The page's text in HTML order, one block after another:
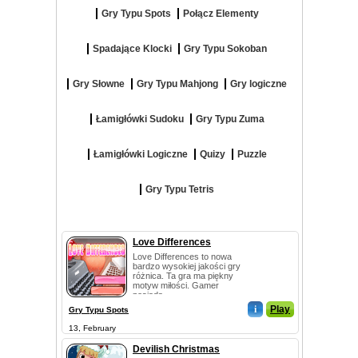
Gry Typu Spots Połącz Elementy
Spadające Klocki Gry Typu Sokoban
Gry Słowne Gry Typu Mahjong Gry logiczne
Łamigłówki Sudoku Gry Typu Zuma
Łamigłówki Logiczne Quizy Puzzle
Gry Typu Tetris
Love Differences
Love Differences to nowa
bardzo wysokiej jakości gry
różnica. Ta gra ma piękny
motyw miłości. Gamer
posiada...
Gry Typu Spots i Play
13, February
Devilish Christmas